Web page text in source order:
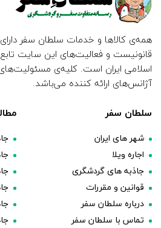
همه‌ی کالاها و خدمات سلطان سفر دارای
قانونیست و فعالیت‌های این سایت
اسلامی ایران است. کلیه‌ی
آژانس‌های ارائه کننده می‌باشد.
سلطان سفر
شهر های ایران
اجاره ویلا
جاذبه های گردشگری
قوانین و مقررات
درباره سلطان سفر
تماس با سلطان سفر